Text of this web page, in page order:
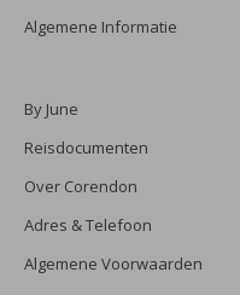
Algemene Informatie
By June
Reisdocumenten
Over Corendon
Adres & Telefoon
Algemene Voorwaarden